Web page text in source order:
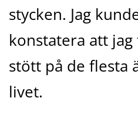
stycken. Jag
konstatera att
stött på de flesta
livet.